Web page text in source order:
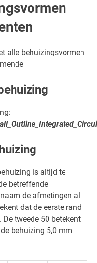
alle behuizingsvormen
is altijd te
betreffende
de afmetingen al
dat de eerste rand
tweede 50 betekent
behuizing 5,0 mm